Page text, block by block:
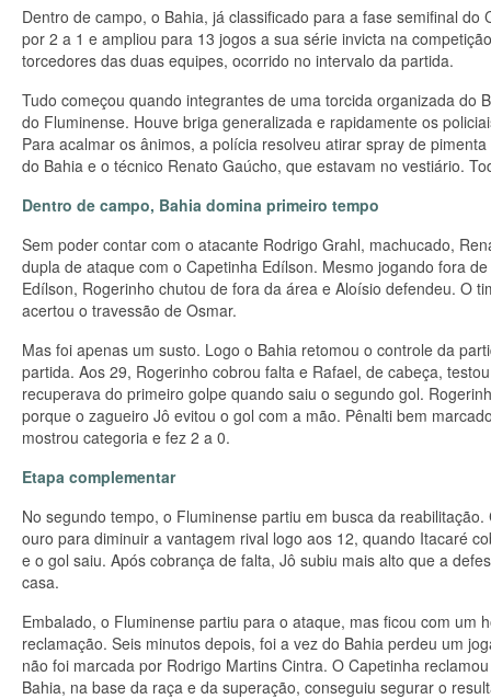
Dentro de campo, o Bahia, já classificado para a fase semifinal
por 2 a 1 e ampliou para 13 jogos a sua série invicta na
torcedores das duas equipes, ocorrido no intervalo da partida.
Tudo começou quando integrantes de uma torcida organizada do
do Fluminense. Houve briga generalizada e rapidamente os
Para acalmar os ânimos, a polícia resolveu atirar spray de
do Bahia e o técnico Renato Gaúcho, que estavam no vestiário.
Dentro de campo, Bahia domina primeiro tempo
Sem poder contar com o atacante Rodrigo Grahl, machucado,
dupla de ataque com o Capetinha Edílson. Mesmo jogando fora
Edílson, Rogerinho chutou de fora da área e Aloísio defendeu. O
acertou o travessão de Osmar.
Mas foi apenas um susto. Logo o Bahia retomou o controle da
partida. Aos 29, Rogerinho cobrou falta e Rafael, de cabeça,
recuperava do primeiro golpe quando saiu o segundo gol.
porque o zagueiro Jô evitou o gol com a mão. Pênalti bem
mostrou categoria e fez 2 a 0.
Etapa complementar
No segundo tempo, o Fluminense partiu em busca da
ouro para diminuir a vantagem rival logo aos 12, quando Itacaré
e o gol saiu. Após cobrança de falta, Jô subiu mais alto que a
casa.
Embalado, o Fluminense partiu para o ataque, mas ficou com um
reclamação. Seis minutos depois, foi a vez do Bahia perdeu um
não foi marcada por Rodrigo Martins Cintra. O Capetinha
Bahia, na base da raça e da superação, conseguiu segurar o